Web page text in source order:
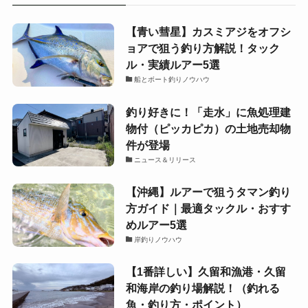
【青い彗星】カスミアジをオフシ
ョアで狙う釣り方解説！タック
ル・実績ルアー5選
船とボート釣りノウハウ
釣り好きに！「走水」に魚処理建
物付（ピッカピカ）の土地売却物
件が登場
ニュース＆リリース
【沖縄】ルアーで狙うタマン釣り
方ガイド｜最適タックル・おすす
めルアー5選
岸釣りノウハウ
【1番詳しい】久留和漁港・久留
和海岸の釣り場解説！（釣れる
魚・釣り方・ポイント）